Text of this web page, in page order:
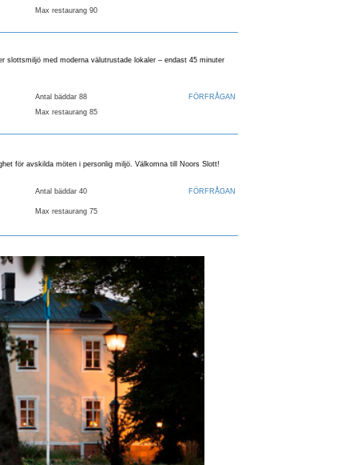
Max restaurang 90
slottsmiljö med moderna välutrustade lokaler – endast 45 minuter
Antal bäddar 88
FÖRFRÅGAN
Max restaurang 85
för avskilda möten i personlig miljö. Välkomna till Noors Slott!
Antal bäddar 40 FÖRFRÅGAN
Max restaurang 75